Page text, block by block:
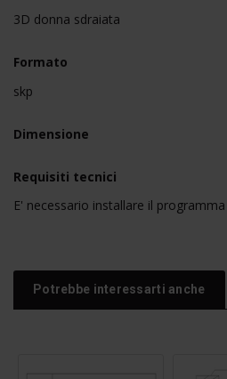
3D donna sdraiata
Formato
skp
Dimensione
Requisiti tecnici
E' necessario installare il
Potrebbe interessarti anche